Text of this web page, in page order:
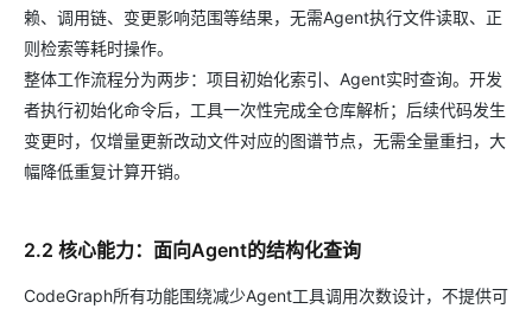
赖、调用链、变更影响范围等结果，无需Agent执行文件读取、正
则检索等耗时操作。
整体工作流程分为两步：项目初始化索引、Agent实时查询。开发
者执行初始化命令后，工具一次性完成全仓库解析；后续代码发生
变更时，仅增量更新改动文件对应的图谱节点，无需全量重扫，大
幅降低重复计算开销。
2.2 核心能力：面向Agent的结构化查询
CodeGraph所有功能围绕减少Agent工具调用次数设计，不提供可